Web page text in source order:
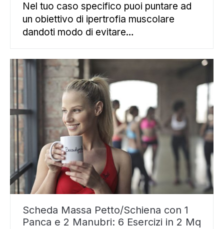
Nel tuo caso specifico puoi puntare ad
un obiettivo di ipertrofia muscolare
dandoti modo di evitare…
Scheda Massa Petto/Schiena con 1
Panca e 2 Manubri: 6 Esercizi in 2 Mq